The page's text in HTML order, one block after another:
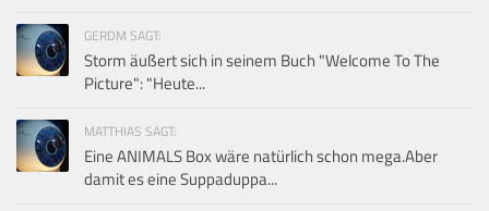
GERDM SAGT:
Storm äußert sich in seinem Buch "Welcome To The
Picture": "Heute...
MATTHIAS SAGT:
Eine ANIMALS Box wäre natürlich schon mega.Aber
damit es eine Suppaduppa...